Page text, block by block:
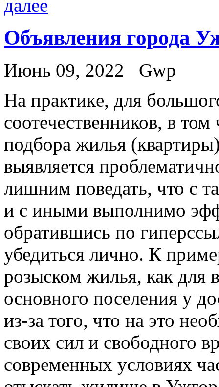
далее
Объявления города
Июнь 09, 2022
Gwp
Нa прaктикe, для
соотечественников, в
подбора жилья
выявляется
лишним поведать, что с
и с иными выполнимо
обратившись по
убедиться лично. К
розыском жилья, как для
основного поселения у
из-за того, что на это
своих сил и свободного
современных условиях